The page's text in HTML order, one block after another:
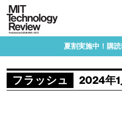
夏割実施中！購読
フラッシュ 2024年1